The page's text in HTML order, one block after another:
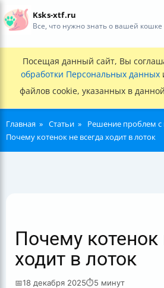
Ksks-xtf.ru
Все, что нужно знать о вашей кошке
Посещая данный сайт, Вы
обработки Персональных данных
файлов cookie, указанных в
Главная Статьи
Решение проблем
Почему котенок не всегда ходит в лоток
Почему котенок
ходит в лоток
📅18 декабря 2025⏱5 минут